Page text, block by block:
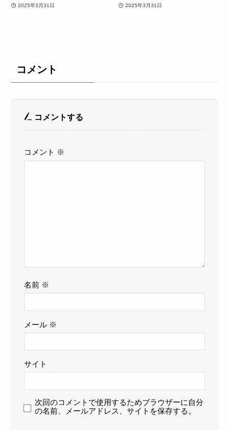
2025年3月31日 2025年3月31日
コメント
コメントする
コメント ※
名前 ※
メール ※
サイト
次回のコメントで使用するためブラウザーに自分
の名前、メールアドレス、サイトを保存する。